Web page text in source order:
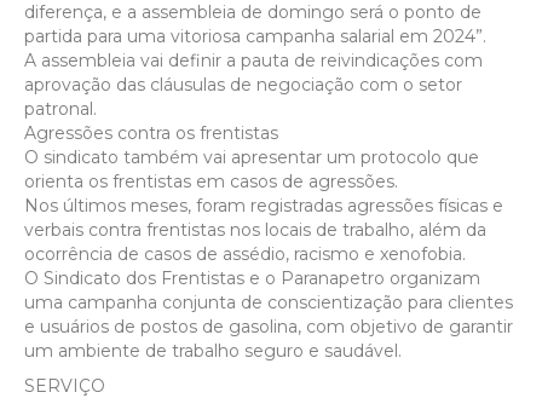
diferença, e a assembleia de domingo será o ponto de
partida para uma vitoriosa campanha salarial em 2024”.
A assembleia vai definir a pauta de reivindicações com
aprovação das cláusulas de negociação com o setor
patronal.
Agressões contra os frentistas
O sindicato também vai apresentar um protocolo que
orienta os frentistas em casos de agressões.
Nos últimos meses, foram registradas agressões físicas e
verbais contra frentistas nos locais de trabalho, além da
ocorrência de casos de assédio, racismo e xenofobia.
O Sindicato dos Frentistas e o Paranapetro organizam
uma campanha conjunta de conscientização para clientes
e usuários de postos de gasolina, com objetivo de garantir
um ambiente de trabalho seguro e saudável.
SERVIÇO